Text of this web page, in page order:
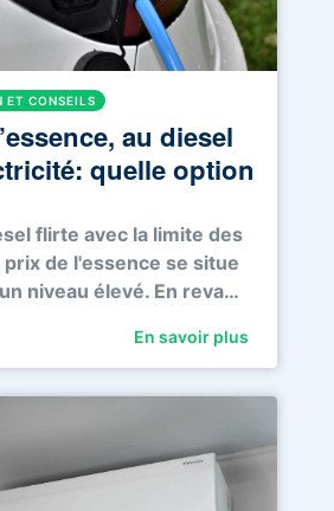
ET CONSEILS
au diesel
quelle option
flirte avec la limite des
de l'essence se situe
niveau élevé. En reva…
En savoir plus